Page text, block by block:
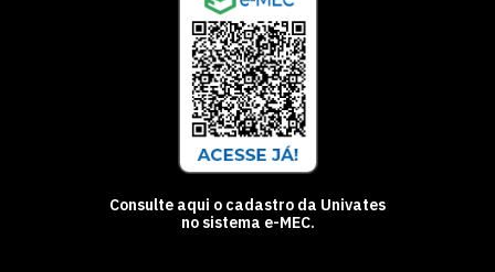
Consulte aqui o cadastro da Univates
no sistema e-MEC.